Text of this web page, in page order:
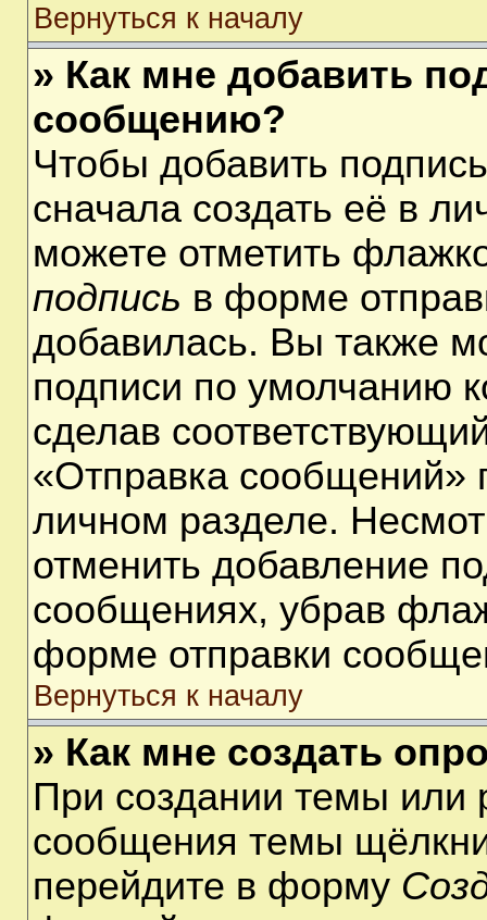
Вернуться к началу
» Как мне добавить
сообщению?
Чтобы добавить
сначала создать её в
можете отметить
подпись в форме
добавилась. Вы также
подписи по умолчанию
сделав
«Отправка сообщений»
личном разделе.
отменить добавление
сообщениях, убрав
форме отправки
Вернуться к началу
» Как мне создать
При создании темы или
сообщения темы
перейдите в форму